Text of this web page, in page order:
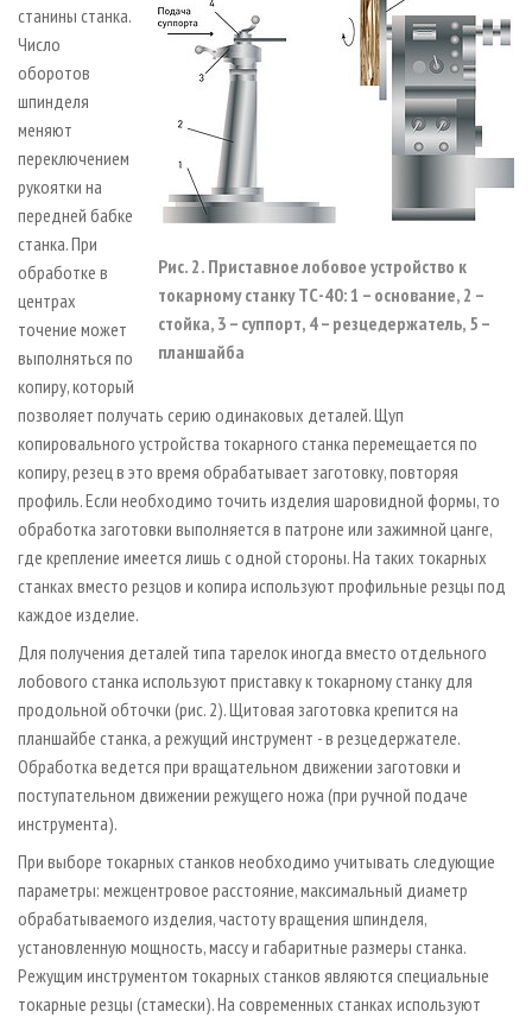
Рис. 2. Приставное лобовое устройство к
токарному станку ТС-40: 1 – основание, 2 –
стойка, 3 – суппорт, 4 – резцедержатель, 5 –
планшайба
станины станка.
Число
оборотов
шпинделя
меняют
переключением
рукоятки на
передней бабке
станка. При
обработке в
центрах
точение может
выполняться по
копиру, который
позволяет получать серию одинаковых деталей. Щуп
копировального устройства токарного станка перемещается по
копиру, резец в это время обрабатывает заготовку, повторяя
профиль. Если необходимо точить изделия шаровидной формы, то
обработка заготовки выполняется в патроне или зажимной цанге,
где крепление имеется лишь с одной стороны. На таких токарных
станках вместо резцов и копира используют профильные резцы под
каждое изделие.
Для получения деталей типа тарелок иногда вместо отдельного
лобового станка используют приставку к токарному станку для
продольной обточки (рис. 2). Щитовая заготовка крепится на
планшайбе станка, а режущий инструмент - в резцедержателе.
Обработка ведется при вращательном движении заготовки и
поступательном движении режущего ножа (при ручной подаче
инструмента).
При выборе токарных станков необходимо учитывать следующие
параметры: межцентровое расстояние, максимальный диаметр
обрабатываемого изделия, частоту вращения шпинделя,
установленную мощность, массу и габаритные размеры станка.
Режущим инструментом токарных станков являются специальные
токарные резцы (стамески). На современных станках используют